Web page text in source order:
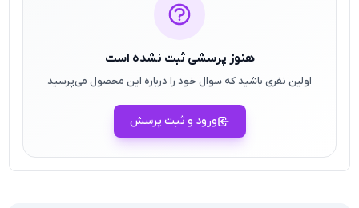
هنوز پرسشی ثبت نشده است
اولین نفری باشید که سوال خود را درباره این محصول می‌پرسید
ورود و ثبت پرسش